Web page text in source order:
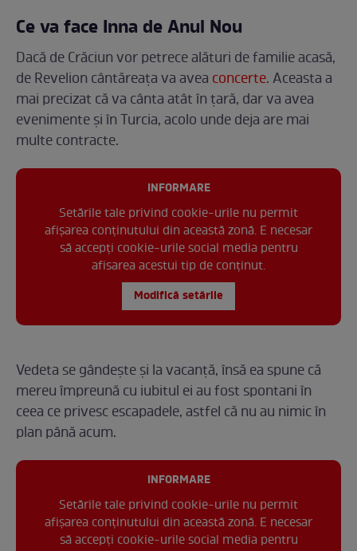
Ce va face Inna de Anul Nou
Dacă de Crăciun vor petrece alături de familie acasă,
de Revelion cântăreața va avea concerte. Aceasta a
mai precizat că va cânta atât în țară, dar va avea
evenimente și în Turcia, acolo unde deja are mai
multe contracte.
INFORMARE
Setările tale privind cookie-urile nu permit
afișarea conținutului din această zonă. E necesar
să accepți cookie-urile social media pentru
afisarea acestui tip de conținut.
Modifică setările
Vedeta se gândește și la vacanță, însă ea spune că
mereu împreună cu iubitul ei au fost spontani în
ceea ce privesc escapadele, astfel că nu au nimic în
plan până acum.
INFORMARE
Setările tale privind cookie-urile nu permit
afișarea conținutului din această zonă. E necesar
să accepți cookie-urile social media pentru